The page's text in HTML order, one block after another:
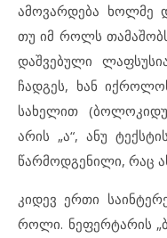
ამოვარდება ხოლმე
თუ იმ როლს
დაშვებული
ჩადგეს, ხან
სახელით
არის „ა“, ანუ
წარმოდგენილი, რაც
კიდევ ერთი
როლი. ნეფერტარის